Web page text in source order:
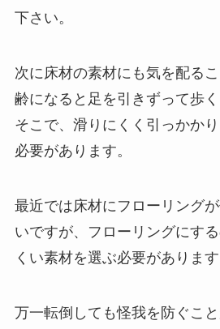
下さい。
次に床材の素材にも気を配る
齢になると足を引きずって歩く
そこで、滑りにくく引っかか
必要があります。
最近では床材にフローリング
いですが、フローリングにす
くい素材を選ぶ必要があります
万一転倒しても怪我を防ぐこ